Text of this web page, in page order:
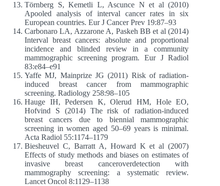
Törnberg S, Kemetli L, Ascunce N et al (2010)
Apooled analysis of interval cancer rates in six
European countries. Eur J Cancer Prev 19:87–93
Carbonaro LA, Azzarone A, Paskeh BB et al (2014)
Interval breast cancers: absolute and proportional
incidence and blinded review in a community
mammographic screening program. Eur J Radiol
83:e84–e91
Yaffe MJ, Mainprize JG (2011) Risk of radiation-
induced breast cancer from mammographic
screening. Radiology 258:98–105
Hauge IH, Pedersen K, Olerud HM, Hole EO,
Hofvind S (2014) The risk of radiation-induced
breast cancers due to biennial mammographic
screening in women aged 50–69 years is minimal.
Acta Radiol 55:1174–1179
Biesheuvel C, Barratt A, Howard K et al (2007)
Effects of study methods and biases on estimates of
invasive breast canceroverdetection with
mammography screening: a systematic review.
Lancet Oncol 8:1129–1138